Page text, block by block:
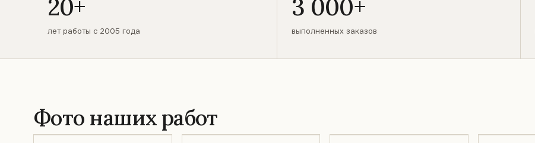
20+
лет работы с 2005 года
3 000+
выполненных заказов
Фото наших работ